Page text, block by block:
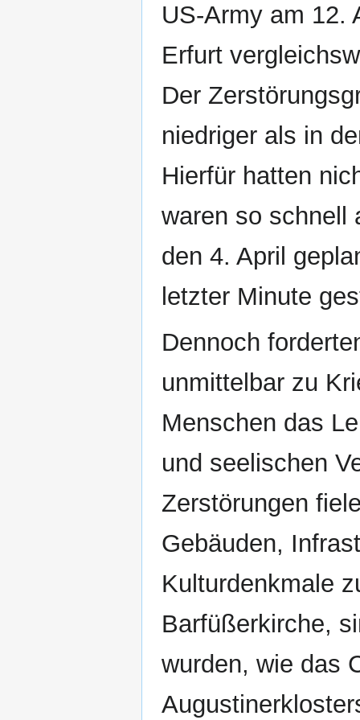
US-Army am 12.
Erfurt
Der
niedriger als in
Hierfür hatten
waren so schnell
den 4. April
letzter Minute
Dennoch
unmittelbar zu
Menschen das
und seelischen
Zerstörungen
Gebäuden,
Kulturdenkmale
Barfüßerkirche,
wurden, wie das